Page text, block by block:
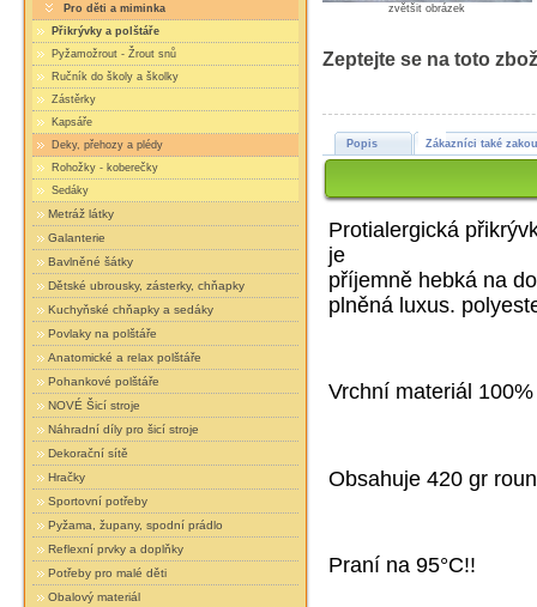
Pro děti a miminka
Přikrývky a polštáře
Pyžamožrout - Žrout snů
Ručník do školy a školky
Zástěrky
Kapsáře
Deky, přehozy a plédy
Rohožky - koberečky
Sedáky
Metráž látky
Galanterie
Bavlněné šátky
Dětské ubrousky, zásterky, chňapky
Kuchyňské chňapky a sedáky
Povlaky na polštáře
Anatomické a relax polštáře
Pohankové polštáře
NOVÉ Šicí stroje
Náhradní díly pro šicí stroje
Dekorační sítě
Hračky
Sportovní potřeby
Pyžama, župany, spodní prádlo
Reflexní prvky a doplňky
Potřeby pro malé děti
Obalový materiál
zvětšit obrázek
Zeptejte se na toto
Popis Zákazníci také
Protialergická
je
příjemně hebká na
plněná luxus.
Vrchní materiál
Obsahuje 420 gr
Praní na 95°C!!